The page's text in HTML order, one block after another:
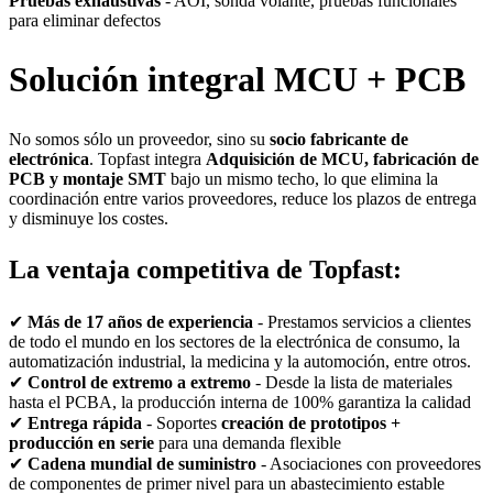
para eliminar defectos
Solución integral MCU + PCB
No somos sólo un proveedor, sino su socio fabricante de
electrónica. Topfast integra Adquisición de MCU, fabricación de
PCB y montaje SMT bajo un mismo techo, lo que elimina la
coordinación entre varios proveedores, reduce los plazos de entrega
y disminuye los costes.
La ventaja competitiva de Topfast:
✔ Más de 17 años de experiencia - Prestamos servicios a clientes
de todo el mundo en los sectores de la electrónica de consumo, la
automatización industrial, la medicina y la automoción, entre otros.
✔ Control de extremo a extremo - Desde la lista de materiales
hasta el PCBA, la producción interna de 100% garantiza la calidad
✔ Entrega rápida - Soportes creación de prototipos +
producción en serie para una demanda flexible
✔ Cadena mundial de suministro - Asociaciones con proveedores
de componentes de primer nivel para un abastecimiento estable